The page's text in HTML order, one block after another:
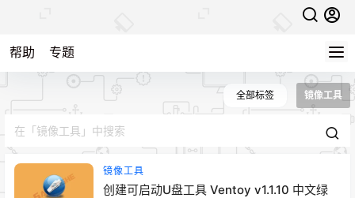
帮助 专题
全部标签 镜像工具
镜像工具
创建可启动U盘工具 Ventoy v1.1.10 中文绿